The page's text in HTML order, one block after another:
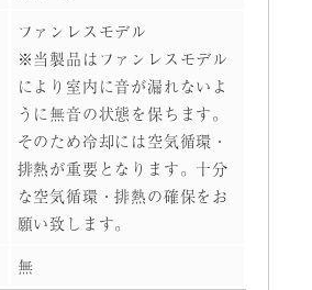
ファンレスモデル
※当製品はファンレスモデル
により室内に音が漏れないよ
うに無音の状態を保ちます。
そのため冷却には空気循環・
排熱が重要となります。十分
な空気循環・排熱の確保をお
願い致します。
無